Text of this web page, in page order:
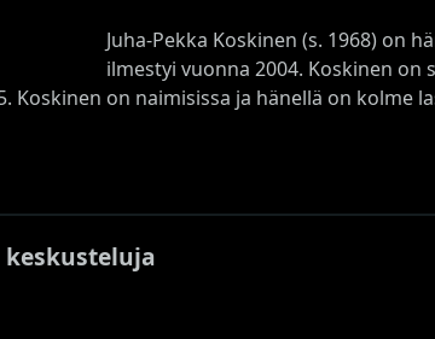
Juha-Pekka Koskinen (s. 1968) on
ilmestyi vuonna 2004. Koskinen
Koskinen on naimisissa ja hänellä on